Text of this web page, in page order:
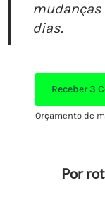
mudanças
dias.
Receber3
Orçamento de
Por